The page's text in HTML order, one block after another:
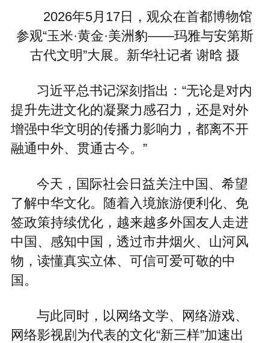
2026年5月17日，观众在首都博物馆
参观“玉米·黄金·美洲豹——玛雅与安第斯
古代文明”大展。新华社记者 谢晗 摄
习近平总书记深刻指出：“无论是对内
提升先进文化的凝聚力感召力，还是对外
增强中华文明的传播力影响力，都离不开
融通中外、贯通古今。”
今天，国际社会日益关注中国、希望
了解中华文化。随着入境旅游便利化、免
签政策持续优化，越来越多外国友人走进
中国、感知中国，透过市井烟火、山河风
物，读懂真实立体、可信可爱可敬的中
国。
与此同时，以网络文学、网络游戏、
网络影视剧为代表的文化“新三样”加速出